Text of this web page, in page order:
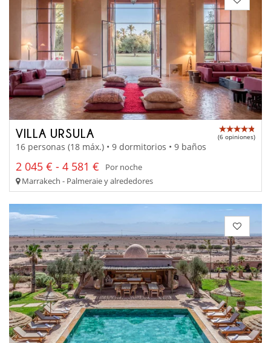
VILLA URSULA (6 opiniones)
16 personas (18 máx.) • 9 dormitorios • 9 baños
2 045 € - 4 581 €
Por noche
Marrakech - Palmeraie y alrededores